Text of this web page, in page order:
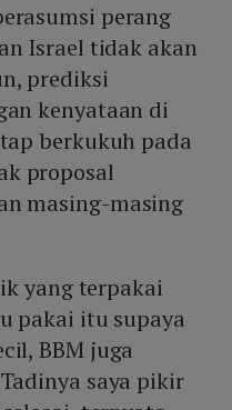
perang
Israel tidak akan
prediksi
kenyataan di
berkukuh pada
proposal
masing-masing
yang terpakai
pakai itu supaya
BBM juga
saya pikir